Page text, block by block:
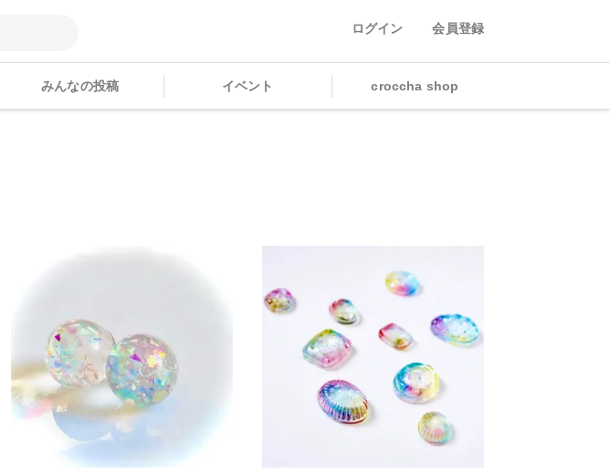
ログイン 会員登録
みんなの投稿 イベント croccha shop